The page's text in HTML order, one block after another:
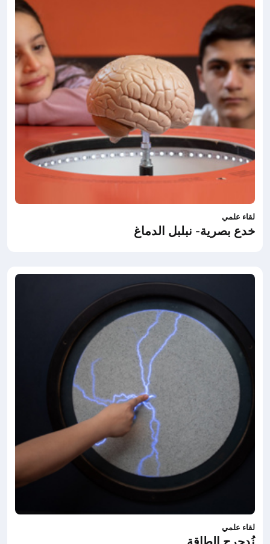
لقاء علمي
خدع بصرية- نبلبل الدماغ
لقاء علمي